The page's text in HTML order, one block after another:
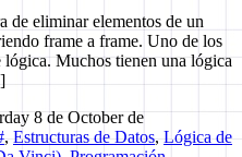
de eliminar elementos de un
frame a frame. Uno de los
lógica. Muchos tienen una lógica
8 de October de
, Estructuras de Datos, Lógica de